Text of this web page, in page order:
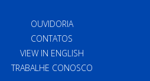
OUVIDORIA
CONTATOS
VIEW IN ENGLISH
TRABALHE CONOSCO